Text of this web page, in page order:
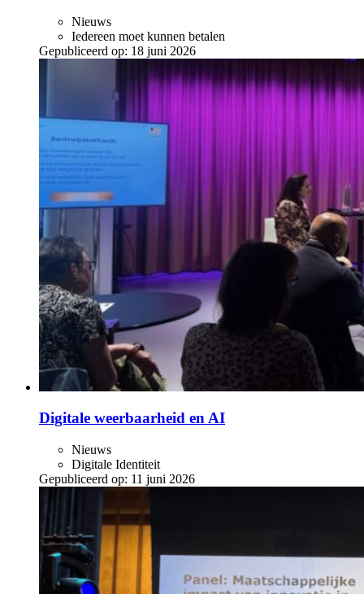
Nieuws
Iedereen moet kunnen betalen
Gepubliceerd op: 18 juni 2026
Digitale weerbaarheid en AI
Nieuws
Digitale Identiteit
Gepubliceerd op: 11 juni 2026